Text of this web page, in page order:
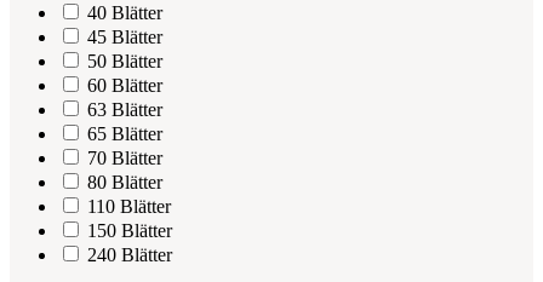
40 Blätter
45 Blätter
50 Blätter
60 Blätter
63 Blätter
65 Blätter
70 Blätter
80 Blätter
110 Blätter
150 Blätter
240 Blätter